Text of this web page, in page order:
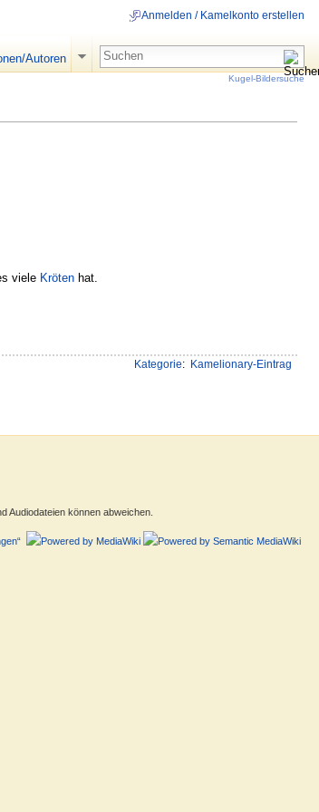
viele Kröten hat.
Kategorie: Kamelionary-Eintrag
Anmelden / Kamelkonto erstellen
Autoren
Kugel-Bildersuche
Audiodateien können abweichen.